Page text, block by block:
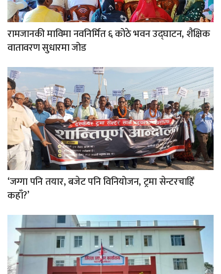
रामजानकी माविमा नवनिर्मित ६ कोठे भवन उद्घाटन, शैक्षिक
वातावरण सुधारमा जोड
‘जग्गा पनि तयार, बजेट पनि विनियोजन, ट्रमा सेन्टरचाहिँ
कहाँ?’